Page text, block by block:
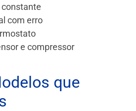
com erro
e compressor
que